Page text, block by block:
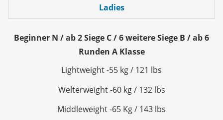
Ladies
Beginner N / ab 2 Siege C / 6 weitere Siege B / ab 6
Runden A Klasse
Lightweight -55 kg / 121 lbs
Welterweight -60 kg / 132 lbs
Middleweight -65 Kg / 143 lbs